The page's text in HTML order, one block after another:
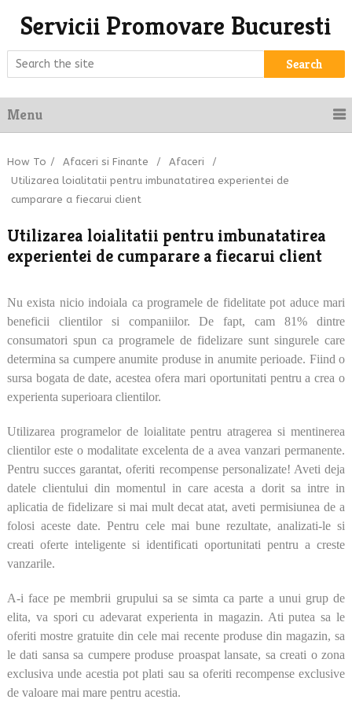
Servicii Promovare Bucuresti
Search
Menu
How To / Afaceri si Finante / Afaceri
/
Utilizarea loialitatii pentru imbunatatirea experientei de
cumparare a fiecarui client
Utilizarea loialitatii pentru imbunatatirea
experientei de cumparare a fiecarui client
Nu exista nicio indoiala ca programele de fidelitate pot aduce mari
beneficii clientilor si companiilor. De fapt, cam 81% dintre
consumatori spun ca programele de fidelizare sunt singurele care
determina sa cumpere anumite produse in anumite perioade. Fiind o
sursa bogata de date, acestea ofera mari oportunitati pentru a crea o
experienta superioara clientilor.
Utilizarea programelor de loialitate pentru atragerea si mentinerea
clientilor este o modalitate excelenta de a avea vanzari permanente.
Pentru succes garantat, oferiti recompense personalizate! Aveti deja
datele clientului din momentul in care acesta a dorit sa intre in
aplicatia de fidelizare si mai mult decat atat, aveti permisiunea de a
folosi aceste date. Pentru cele mai bune rezultate, analizati-le si
creati oferte inteligente si identificati oportunitati pentru a creste
vanzarile.
A-i face pe membrii grupului sa se simta ca parte a unui grup de
elita, va spori cu adevarat experienta in magazin. Ati putea sa le
oferiti mostre gratuite din cele mai recente produse din magazin, sa
le dati sansa sa cumpere produse proaspat lansate, sa creati o zona
exclusiva unde acestia pot plati sau sa oferiti recompense exclusive
de valoare mai mare pentru acestia.